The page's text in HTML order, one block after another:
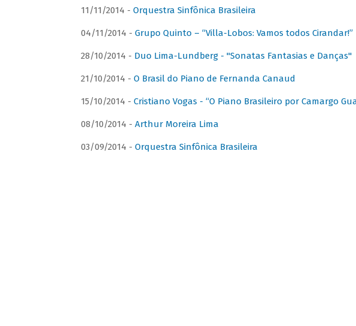
11/11/2014 - Orquestra Sinfônica Brasileira
04/11/2014 - Grupo Quinto – “Villa-Lobos: Vamos todos Cirandar!”
28/10/2014 - Duo Lima-Lundberg - "Sonatas Fantasias e Danças"
21/10/2014 - O Brasil do Piano de Fernanda Canaud
15/10/2014 - Cristiano Vogas - “O Piano Brasileiro por Camargo
08/10/2014 - Arthur Moreira Lima
03/09/2014 - Orquestra Sinfônica Brasileira